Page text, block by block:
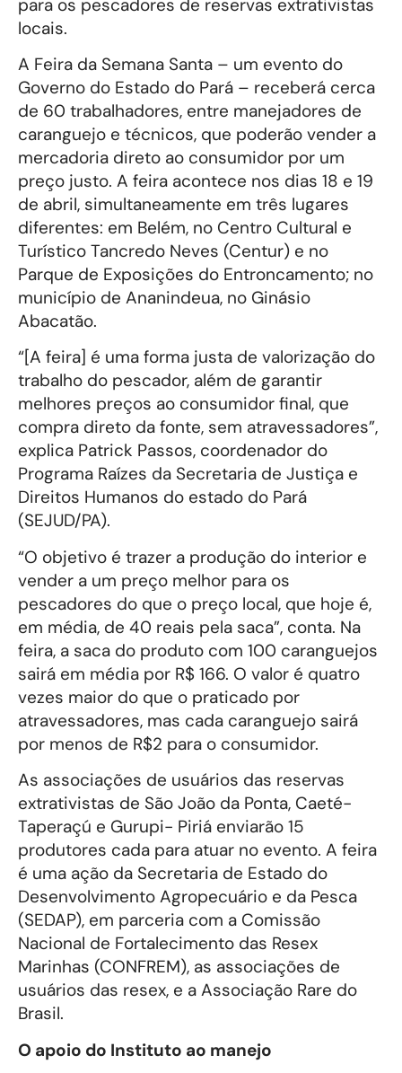
para os pescadores de reservas extrativistas
locais.
A Feira da Semana Santa – um evento do
Governo do Estado do Pará – receberá cerca
de 60 trabalhadores, entre manejadores de
caranguejo e técnicos, que poderão vender a
mercadoria direto ao consumidor por um
preço justo. A feira acontece nos dias 18 e 19
de abril, simultaneamente em três lugares
diferentes: em Belém, no Centro Cultural e
Turístico Tancredo Neves (Centur) e no
Parque de Exposições do Entroncamento; no
município de Ananindeua, no Ginásio
Abacatão.
“[A feira] é uma forma justa de valorização do
trabalho do pescador, além de garantir
melhores preços ao consumidor final, que
compra direto da fonte, sem atravessadores”,
explica Patrick Passos, coordenador do
Programa Raízes da Secretaria de Justiça e
Direitos Humanos do estado do Pará
(SEJUD/PA).
“O objetivo é trazer a produção do interior e
vender a um preço melhor para os
pescadores do que o preço local, que hoje é,
em média, de 40 reais pela saca”, conta. Na
feira, a saca do produto com 100 caranguejos
sairá em média por R$ 166. O valor é quatro
vezes maior do que o praticado por
atravessadores, mas cada caranguejo sairá
por menos de R$2 para o consumidor.
As associações de usuários das reservas
extrativistas de São João da Ponta, Caeté-
Taperaçú e Gurupi- Piriá enviarão 15
produtores cada para atuar no evento. A feira
é uma ação da Secretaria de Estado do
Desenvolvimento Agropecuário e da Pesca
(SEDAP), em parceria com a Comissão
Nacional de Fortalecimento das Resex
Marinhas (CONFREM), as associações de
usuários das resex, e a Associação Rare do
Brasil.
O apoio do Instituto ao manejo